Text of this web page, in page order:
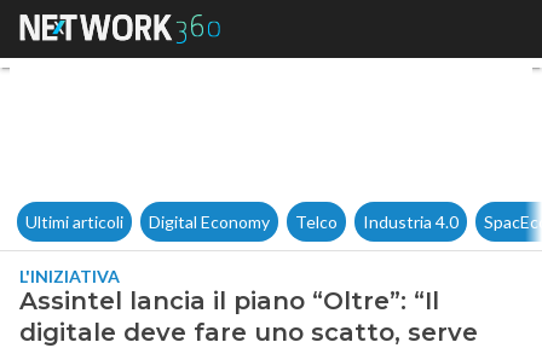
Assintel lancia il piano
Ultimi articoli Digital Economy Telco Industria 4.0
L'INIZIATIVA
Assintel lancia il piano “Oltre”: “Il
digitale deve fare uno scatto, serve